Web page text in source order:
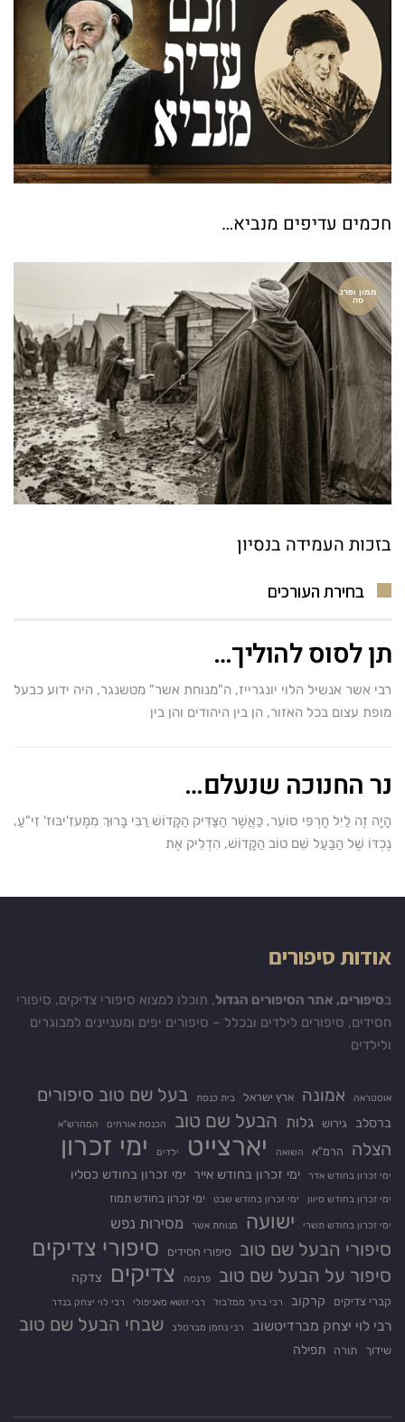
חכמים עדיפים מנביא…
ממון ופרנ
סה
בזכות העמידה בנסיון
בחירת העורכים
תן לסוס להוליך…
רבי אשר אנשיל הלוי יונגרייז, ה"מנוחת אשר" מטשנגר, היה ידוע כבעל
מופת עצום בכל האזור, הן בין היהודים והן בין
נר החנוכה שנעלם…
הָיָה זֶה לַיִל חָרְפִּי סוֹעֵר, כַּאֲשֶׁר הַצַּדִּיק הַקָּדוֹשׁ רַבִּי בָּרוּךְ מִמֶּעזִ'יבּוּז' זִי"עַ,
נֶכְדּוֹ שֶׁל הַבַּעַל שֵׁם טוֹב הַקָּדוֹשׁ, הִדְלִיק אֶת
אודות סיפורים
בסיפורים, אתר הסיפורים הגדול, תוכלו למצוא סיפורי צדיקים, סיפורי
חסידים, סיפורים לילדים ובכלל – סיפורים יפים ומעניינים למבוגרים
ולילדים
אוסטראה אמונה ארץ ישראל בית כנסת בעל שם טוב סיפורים
ברסלב גירוש גלות הבעל שם טוב הכנסת אורחים המהרש"א
הצלה הרמ"א השואה יארצייט ילדים ימי זכרון
ימי זכרון בחודש אדר ימי זכרון בחודש אייר ימי זכרון בחודש כסליו
ימי זכרון בחודש סיוון ימי זכרון בחודש שבט ימי זכרון בחודש תמוז
ימי זכרון בחודש תשרי ישועה מנוחת אשר מסירות נפש
סיפורי הבעל שם טוב סיפורי חסידים סיפורי צדיקים
סיפור על הבעל שם טוב פרנסה צדיקים צדקה
קברי צדיקים קרקוב רבי ברוך ממז'בוז' רבי זושא מאניפולי רבי לוי יצחק בנדר
רבי לוי יצחק מברדיטשוב רבי נחמן מברסלב שבחי הבעל שם טוב
שידוך תורה תפילה